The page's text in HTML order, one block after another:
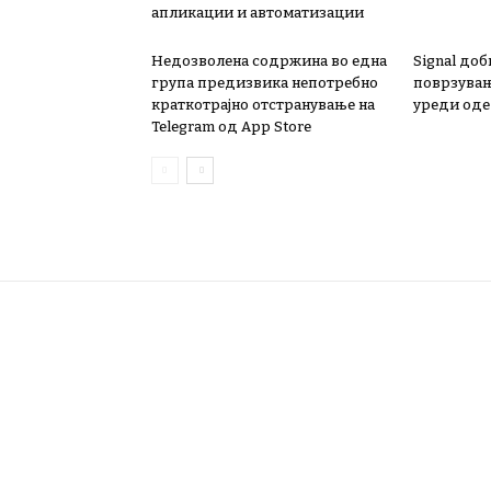
апликации и автоматизации
Недозволена содржина во една
група предизвика непотребно
краткотрајно отстранување на
Telegram од App Store
Signal
уреди